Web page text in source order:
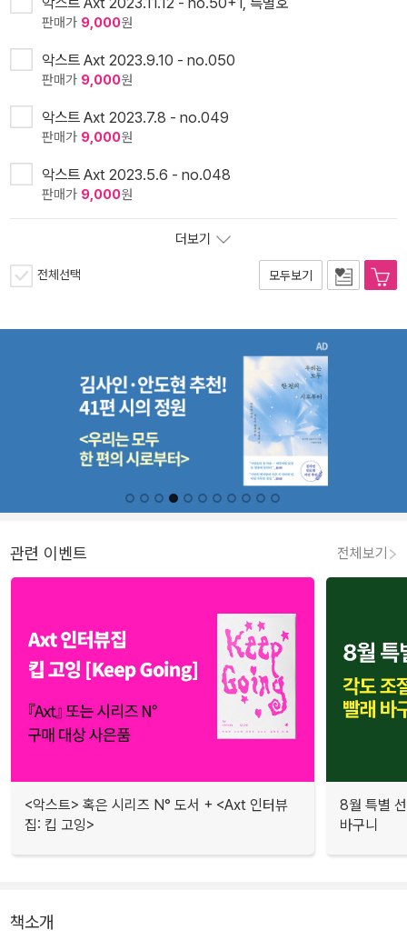
판매가 9,000원
악스트 Axt 2023.9.10 - no.050
판매가 9,000원
악스트 Axt 2023.7.8 - no.049
판매가 9,000원
악스트 Axt 2023.5.6 - no.048
판매가 9,000원
더보기
전체선택 모두보기
관련 이벤트 전체보기
<악스트> 혹은 시리즈 N° 도서 + <Axt 인터뷰
집: 킵 고잉>
8월 특별
바구니
책소개